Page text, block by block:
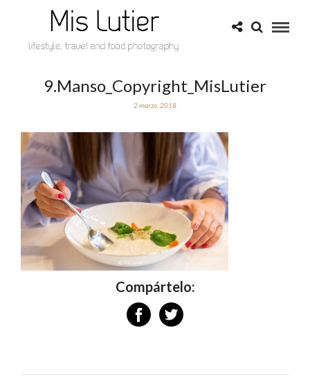
9.Manso_Copyright_MisLutier
2 marzo, 2018
Compártelo: